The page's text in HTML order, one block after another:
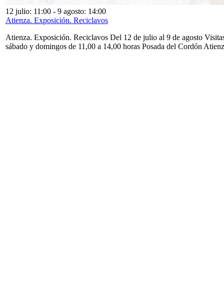
12 julio: 11:00 - 9 agosto: 14:00
Atienza. Exposición. Reciclavos
Atienza. Exposición. Reciclavos Del 12 de julio al 9 de agosto
sábado y domingos de 11,00 a 14,00 horas Posada del Cordón